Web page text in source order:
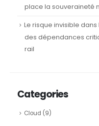
place la souveraineté
Le risque invisible
des dépendances
rail
Categories
Cloud (9)